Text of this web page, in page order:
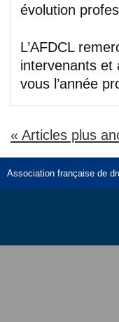
évolution
L’AFDCL
intervenants et
vous l’année
« Articles plus
Association française de